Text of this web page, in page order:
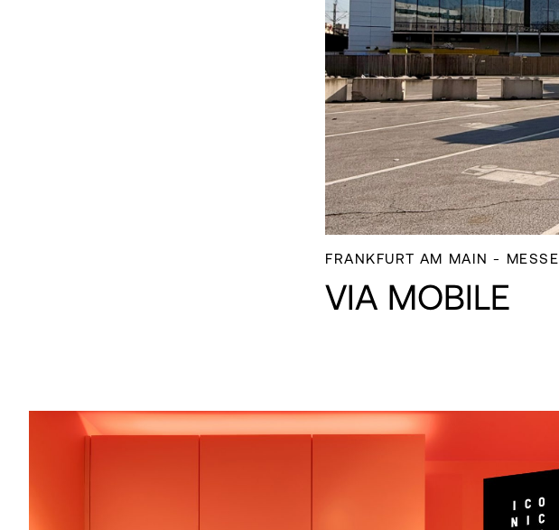
FRANKFURT AM MAIN - MESSE
VIA MOBILE